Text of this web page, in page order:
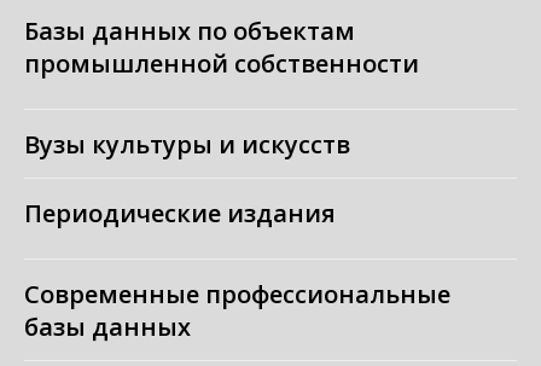
Базы данных по объектам
промышленной собственности
Вузы культуры и искусств
Периодические издания
Современные профессиональные
базы данных